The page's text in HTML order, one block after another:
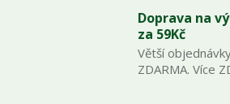
Doprava na
za 59Kč
Větší
ZDARMA. Více